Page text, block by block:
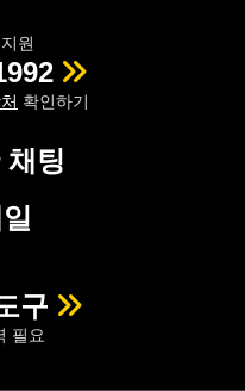
원
확인하기
채팅
구
필요